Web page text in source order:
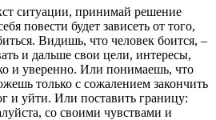
ситуации, принимай решение
повести будет зависеть от того,
Видишь, что человек боится, –
и дальше свои цели, интересы,
и уверенно. Или понимаешь, что
только с сожалением закончить
и уйти. Или поставить границу:
со своими чувствами и